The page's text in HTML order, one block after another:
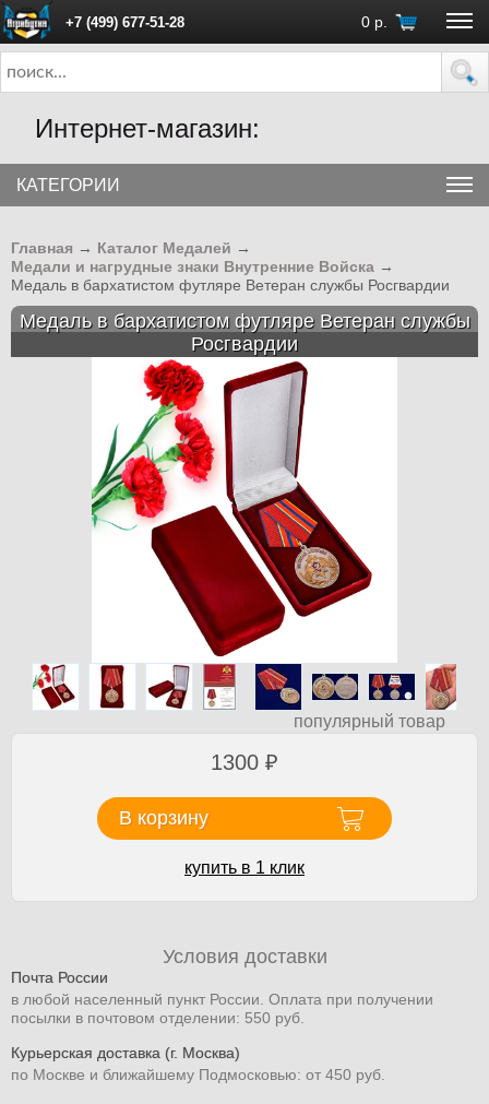
+7 (499) 677-51-28 0 р.
ПН - ПТ с 10:00 до 18:00 (Москва)
Интернет-магазин:
КАТЕГОРИИ
Главная → Каталог Медалей →
Медали и нагрудные знаки Внутренние Войска →
Медаль в бархатистом футляре Ветеран службы Росгвардии
Медаль в бархатистом футляре Ветеран службы
Росгвардии
популярный товар
1300 ₽
В корзину
купить в 1 клик
Условия доставки
Почта России
в любой населенный пункт России. Оплата при получении
посылки в почтовом отделении: 550 руб.
Курьерская доставка (г. Москва)
по Москве и ближайшему Подмосковью: от 450 руб.